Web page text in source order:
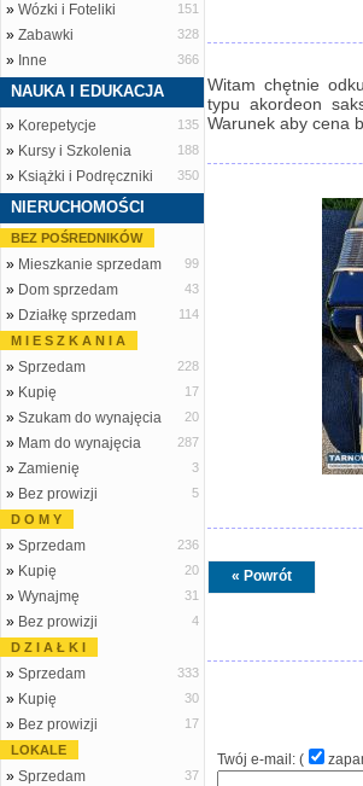
» Wózki i Foteliki 151
» Zabawki 328
» Inne 366
NAUKA I EDUKACJA
» Korepetycje 135
» Kursy i Szkolenia 188
» Książki i Podręczniki 350
NIERUCHOMOŚCI
BEZ POŚREDNIKÓW
» Mieszkanie sprzedam 99
» Dom sprzedam 43
» Działkę sprzedam
114
M I E S Z K A N I A
» Sprzedam 228
» Kupię 17
» Szukam do wynajęcia 20
» Mam do wynajęcia 287
» Zamienię 3
» Bez prowizji
5
D O M Y
» Sprzedam 236
» Kupię 20
» Wynajmę 31
» Bez prowizji
4
D Z I A Ł K I
» Sprzedam 333
» Kupię 30
» Bez prowizji
17
LOKALE
» Sprzedam 37
Witam chętnie
typu akordeon
Warunek aby cena
« Powrót
Twój e-mail: (